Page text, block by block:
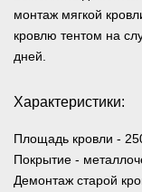
монтаж мягкой
кровлю тентом на
дней.
Характеристики:
Площадь кровли -
Покрытие -
Демонтаж старой